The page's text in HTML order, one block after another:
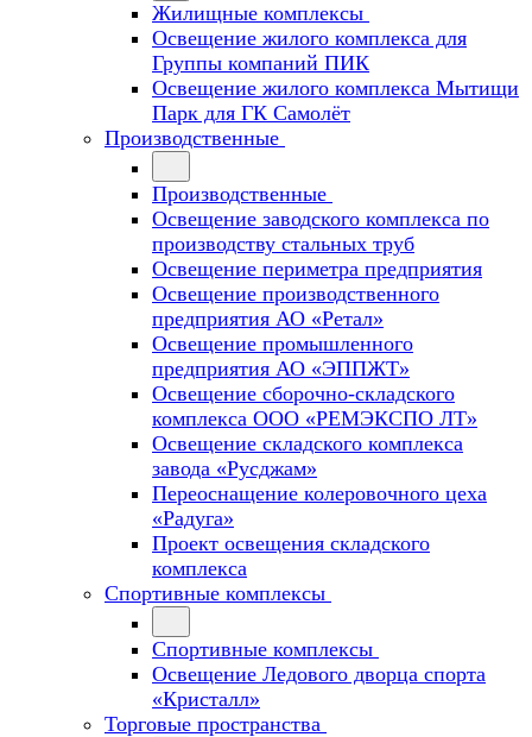
Жилищные комплексы
Освещение жилого комплекса для
Группы компаний ПИК
Освещение жилого комплекса Мытищи
Парк для ГК Самолёт
Производственные
Производственные
Освещение заводского комплекса по
производству стальных труб
Освещение периметра предприятия
Освещение производственного
предприятия АО «Ретал»
Освещение промышленного
предприятия АО «ЭППЖТ»
Освещение сборочно-складского
комплекса ООО «РЕМЭКСПО ЛТ»
Освещение складского комплекса
завода «Русджам»
Переоснащение колеровочного цеха
«Радуга»
Проект освещения складского
комплекса
Спортивные комплексы
Спортивные комплексы
Освещение Ледового дворца спорта
«Кристалл»
Торговые пространства